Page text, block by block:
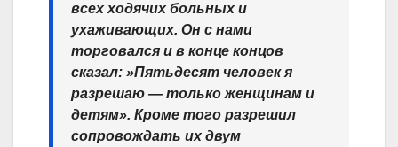
всех ходячих больных и
ухаживающих. Он с нами
торговался и в конце концов
сказал: »Пятьдесят человек я
разрешаю — только женщинам и
детям». Кроме того разрешил
сопровождать их двум